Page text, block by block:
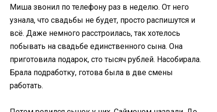
Миша звонил по телефону раз в неделю. От него
узнала, что свадьбы не будет, просто распишутся и
всё. Даже немного расстроилась, так хотелось
побывать на свадьбе единственного сына. Она
приготовила подарок, сто тысяч рублей. Насобирала.
Брала подработку, готова была в две смены
работать.